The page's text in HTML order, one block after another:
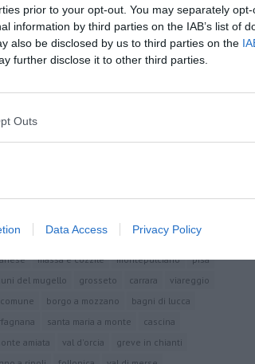
prior to your opt-out. You may separately
information by third parties on the IAB’s list of
also be disclosed by us to third parties on the
further disclose it to other third parties.
Outs
Data Access Privacy Policy
QUInews - ToscanaMedia.
posta.
videosorveglianza
unione di comuni
massa e cozzile montepulciano
pisa
del mugello grosseto carrara
viareggio
comune borgo a mozzano
bagni di lucca
santa maria a monte
cascina
amiata val d'orcia
greve in chianti